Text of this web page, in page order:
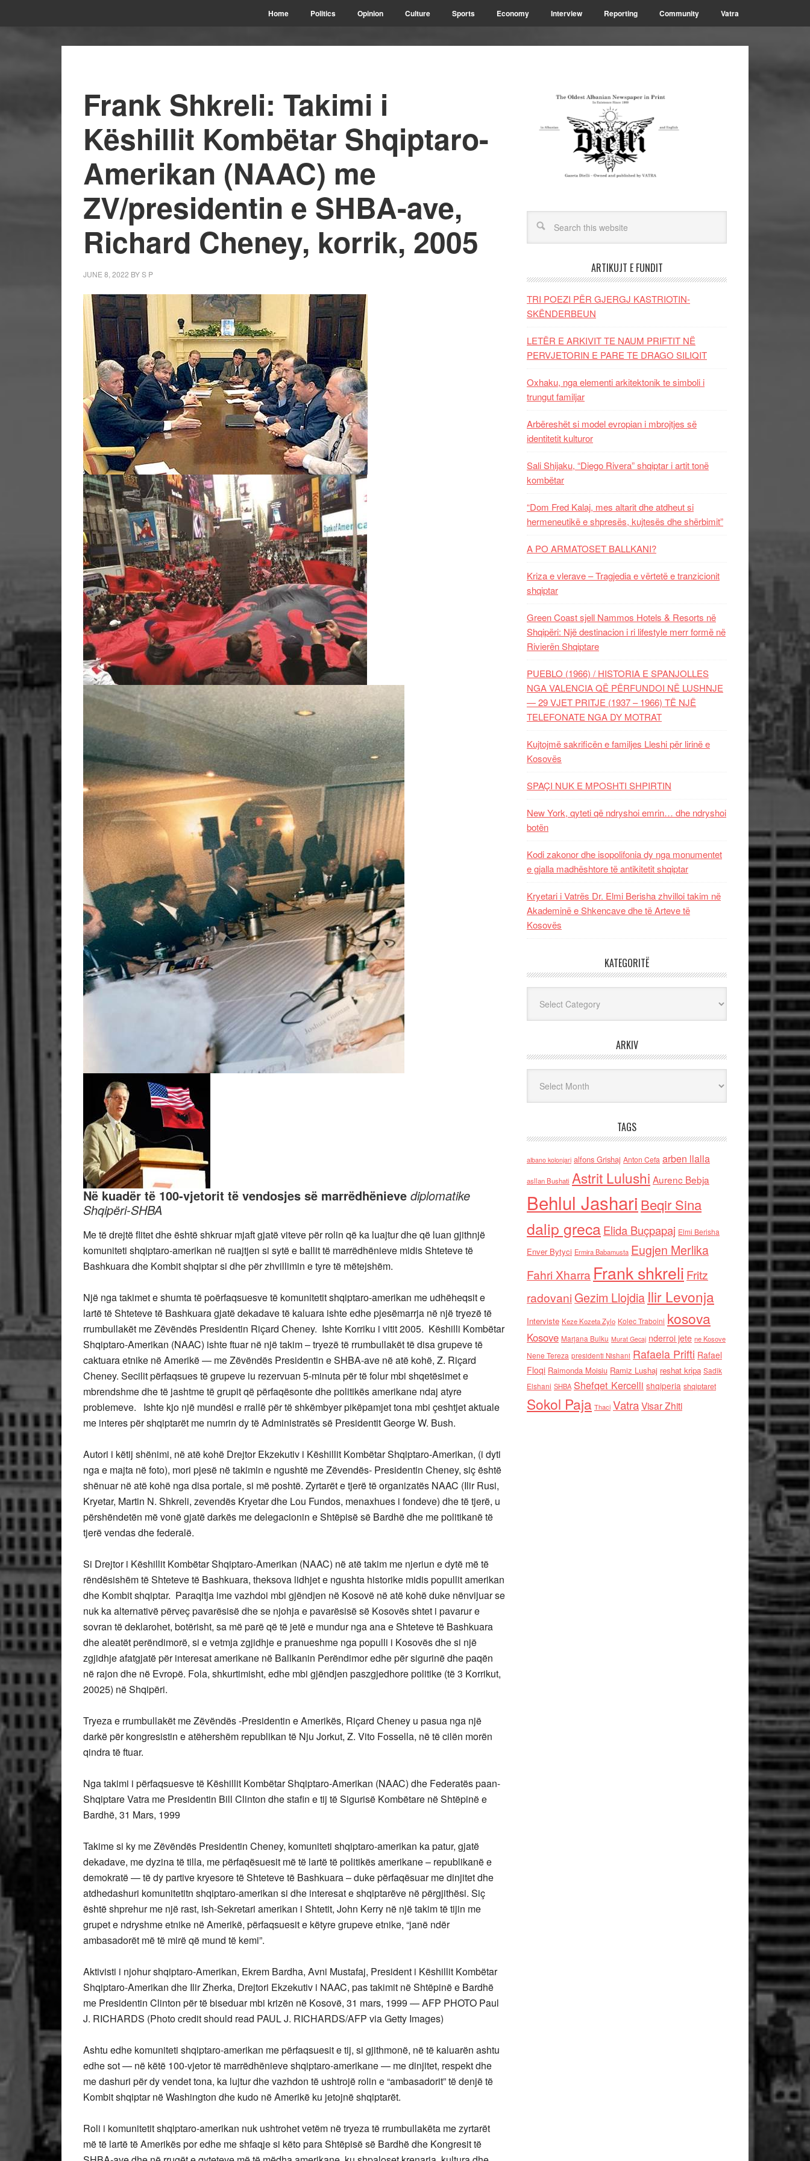
Home Politics Opinion Culture Sports Economy Interview Reporting Community Vatra
Frank Shkreli: Takimi i
Këshillit Kombëtar Shqiptaro-
Amerikan (NAAC) me
ZV/presidentin e SHBA-ave,
Richard Cheney, korrik, 2005
JUNE 8, 2022 BYS P
Në kuadër të 100-vjetorit të vendosjes së marrëdhënieve diplomatike
Shqipëri-SHBA
Me të drejtë flitet dhe është shkruar mjaft gjatë viteve për rolin që ka luajtur dhe që luan gjithnjë
komuniteti shqiptaro-amerikan në ruajtjen si sytë e ballit të marrëdhënieve midis Shteteve të
Bashkuara dhe Kombit shqiptar si dhe për zhvillimin e tyre të mëtejshëm.
Një nga takimet e shumta të poërfaqsuesve të komunitetit shqiptaro-amerikan me udhëheqsit e
lartë të Shteteve të Bashkuara gjatë dekadave të kaluara ishte edhe pjesëmarrja në një tryezë të
rrumbullakët me Zëvëndës Presidentin Riçard Cheney. Ishte Korriku i vitit 2005. Këshilli Kombëtar
Shqiptaro-Amerikan (NAAC) ishte ftuar në një takim – tryezë të rrumbullakët të disa grupeve të
caktuara etnike në Amerikë — me Zëvëndës Presidentin e SHBA-ave në atë kohë, Z. Riçard
Cheney. Secilit përfaqsues të grupeve iu rezervuan 5-minuta për të folur mbi shqetësimet e
mbrendshme dhe të jashtme të grupit që përfaqësonte dhe politikës amerikane ndaj atyre
problemeve. Ishte kjo një mundësi e rrallë për të shkëmbyer pikëpamjet tona mbi çeshtjet aktuale
me interes për shqiptarët me numrin dy të Administratës së Presidentit George W. Bush.
Autori i këtij shënimi, në atë kohë Drejtor Ekzekutiv i Këshillit Kombëtar Shqiptaro-Amerikan, (i dyti
nga e majta në foto), mori pjesë në takimin e ngushtë me Zëvendës- Presidentin Cheney, siç është
shënuar në atë kohë nga disa portale, si më poshtë. Zyrtarët e tjerë të organizatës NAAC (Ilir Rusi,
Kryetar, Martin N. Shkreli, zevendës Kryetar dhe Lou Fundos, menaxhues i fondeve) dhe të tjerë, u
përshëndetën më vonë gjatë darkës me delegacionin e Shtëpisë së Bardhë dhe me politikanë të
tjerë vendas dhe federalë.
Si Drejtor i Këshillit Kombëtar Shqiptaro-Amerikan (NAAC) në atë takim me njeriun e dytë më të
rëndësishëm të Shteteve të Bashkuara, theksova lidhjet e ngushta historike midis popullit amerikan
dhe Kombit shqiptar. Paraqitja ime vazhdoi mbi gjëndjen në Kosovë në atë kohë duke nënvijuar se
nuk ka alternativë përveç pavarësisë dhe se njohja e pavarësisë së Kosovës shtet i pavarur e
sovran të deklarohet, botërisht, sa më parë që të jetë e mundur nga ana e Shteteve të Bashkuara
dhe aleatët perëndimorë, si e vetmja zgjidhje e pranueshme nga populli i Kosovës dhe si një
zgjidhje afatgjatë për interesat amerikane në Ballkanin Perëndimor edhe për sigurinë dhe paqën
në rajon dhe në Evropë. Fola, shkurtimisht, edhe mbi gjëndjen paszgjedhore politike (të 3 Korrikut,
20025) në Shqipëri.
Tryeza e rrumbullakët me Zëvëndës -Presidentin e Amerikës, Riçard Cheney u pasua nga një
darkë për kongresistin e atëhershëm republikan të Nju Jorkut, Z. Vito Fossella, në të cilën morën
qindra të ftuar.
Nga takimi i përfaqsuesve të Këshillit Kombëtar Shqiptaro-Amerikan (NAAC) dhe Federatës paan-
Shqiptare Vatra me Presidentin Bill Clinton dhe stafin e tij të Sigurisë Kombëtare në Shtëpinë e
Bardhë, 31 Mars, 1999
Takime si ky me Zëvëndës Presidentin Cheney, komuniteti shqiptaro-amerikan ka patur, gjatë
dekadave, me dyzina të tilla, me përfaqësuesit më të lartë të politikës amerikane – republikanë e
demokratë — të dy partive kryesore të Shteteve të Bashkuara – duke përfaqësuar me dinjitet dhe
atdhedashuri komunitetitn shqiptaro-amerikan si dhe interesat e shqiptarëve në përgjithësi. Siç
është shprehur me një rast, ish-Sekretari amerikan i Shtetit, John Kerry në një takim të tijin me
grupet e ndryshme etnike në Amerikë, përfaqsuesit e këtyre grupeve etnike, “janë ndër
ambasadorët më të mirë që mund të kemi”.
Aktivisti i njohur shqiptaro-Amerikan, Ekrem Bardha, Avni Mustafaj, President i Këshillit Kombëtar
Shqiptaro-Amerikan dhe Ilir Zherka, Drejtori Ekzekutiv i NAAC, pas takimit në Shtëpinë e Bardhë
me Presidentin Clinton për të biseduar mbi krizën në Kosovë, 31 mars, 1999 — AFP PHOTO Paul
J. RICHARDS (Photo credit should read PAUL J. RICHARDS/AFP via Getty Images)
Ashtu edhe komuniteti shqiptaro-amerikan me përfaqsuesit e tij, si gjithmonë, në të kaluarën ashtu
edhe sot — në këtë 100-vjetor të marrëdhënieve shqiptaro-amerikane — me dinjitet, respekt dhe
me dashuri për dy vendet tona, ka lujtur dhe vazhdon të ushtrojë rolin e “ambasadorit” të denjë të
Kombit shqiptar në Washington dhe kudo në Amerikë ku jetojnë shqiptarët.
Roli i komunitetit shqiptaro-amerikan nuk ushtrohet vetëm në tryeza të rrumbullakëta me zyrtarët
më të lartë të Amerikës por edhe me shfaqje si këto para Shtëpisë së Bardhë dhe Kongresit të
ARTIKUJT E FUNDIT
TRI POEZI PËR GJERGJ KASTRIOTIN-
SKËNDERBEUN
LETËR E ARKIVIT TE NAUM PRIFTIT NË
PERVJETORIN E PARE TE DRAGO SILIQIT
Oxhaku, nga elementi arkitektonik te simboli i
trungut familjar
Arbëreshët si model evropian i mbrojtjes së
identitetit kulturor
Sali Shijaku, “Diego Rivera” shqiptar i artit tonë
kombëtar
“Dom Fred Kalaj, mes altarit dhe atdheut si
hermeneutikë e shpresës, kujtesës dhe shërbimit”
A PO ARMATOSET BALLKANI?
Kriza e vlerave – Tragjedia e vërtetë e tranzicionit
shqiptar
Green Coast sjell Nammos Hotels & Resorts në
Shqipëri: Një destinacion i ri lifestyle merr formë në
Rivierën Shqiptare
PUEBLO (1966) / HISTORIA E SPANJOLLES
NGA VALENCIA QË PËRFUNDOI NË LUSHNJE
— 29 VJET PRITJE (1937 – 1966) TË NJË
TELEFONATE NGA DY MOTRAT
Kujtojmë sakrificën e familjes Lleshi për lirinë e
Kosovës
SPAÇI NUK E MPOSHTI SHPIRTIN
New York, qyteti që ndryshoi emrin… dhe ndryshoi
botën
Kodi zakonor dhe isopolifonia dy nga monumentet
e gjalla madhështore të antikitetit shqiptar
Kryetari i Vatrës Dr. Elmi Berisha zhvilloi takim në
Akademinë e Shkencave dhe të Arteve të
Kosovës
KATEGORITË
ARKIV
TAGS
albano kolonjari alfons Grishaj Anton Cefa arben llalla
asllan Bushati Astrit Lulushi Aurenc Bebja
Behlul Jashari Beqir Sina
dalip grecaElida Buçpapaj Elmi Berisha
Enver Bytyci Ermira Babamusta Eugjen Merlika
Fahri Xharra Frank shkreli Fritz
radovaniGezim Llojdia Ilir Levonja
Interviste Keze Kozeta Zylo Kolec Traboini kosova
Kosove Marjana Bulku Murat Gecaj nderroi jete ne Kosove
Nene Tereza presidenti Nishani Rafaela Prifti Rafael
Floqi Raimonda Moisiu Ramiz Lushaj reshat kripa Sadik
Elshani SHBA Shefqet Kercelli shqiperia shqiptaret
Sokol Paja Thaci VatraVisar Zhiti